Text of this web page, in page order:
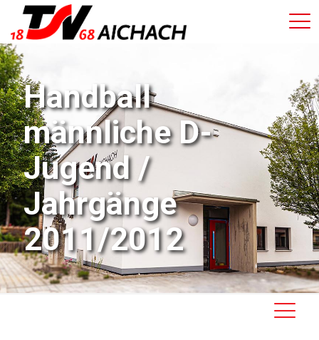
Handball
männliche D-
Jugend /
Jahrgänge
2011/2012